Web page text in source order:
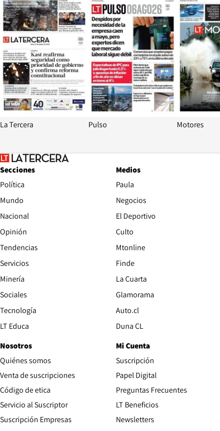
La Tercera Pulso Motores
Secciones
Política
Mundo
Nacional
Opinión
Tendencias
Servicios
Minería
Sociales
Tecnología
LT Educa
Medios
Paula
Negocios
El Deportivo
Culto
Mtonline
Finde
La Cuarta
Glamorama
Auto.cl
Duna CL
Nosotros
Quiénes somos
Venta de suscripciones
Código de etica Opens in new window
Servicio al Suscriptor
Suscripción Empresas
Mi Cuenta
Suscripción
Papel Digital
Preguntas Frecuentes
LT Beneficios
Newsletters